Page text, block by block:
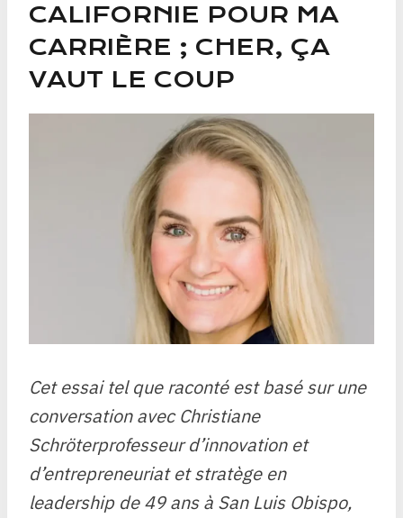
CALIFORNIE POUR MA
CARRIÈRE ; CHER, ÇA
VAUT LE COUP
Cet essai tel que raconté est basé sur une
conversation avecChristiane
Schröterprofesseur d’innovation et
d’entrepreneuriat et stratège en
leadership de 49 ans à San Luis Obispo,